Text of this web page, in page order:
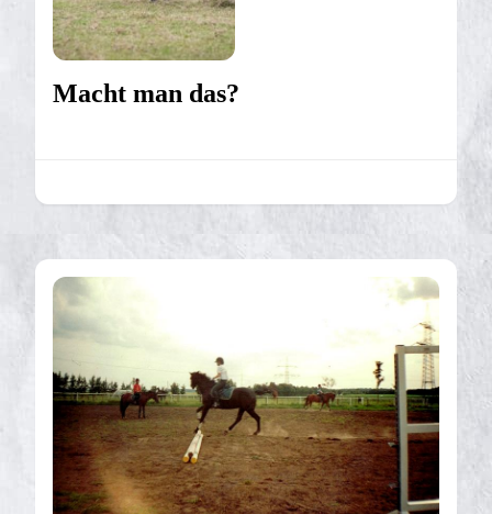
Macht man das?